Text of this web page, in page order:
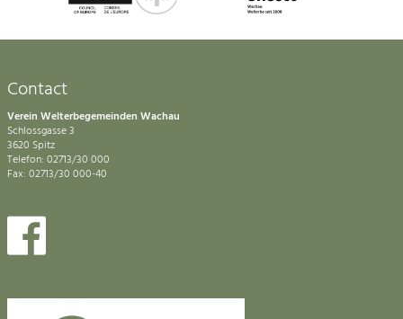
Contact
Verein Welterbegemeinden Wachau
Schlossgasse 3
3620 Spitz
Telefon: 02713/30 000
Fax: 02713/30 000-40